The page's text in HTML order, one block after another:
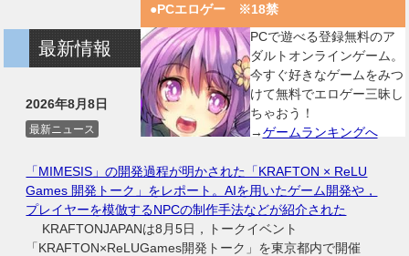
●PCエロゲー ※18禁
PCで遊べる登録無料のア
ダルトオンラインゲーム。
今すぐ好きなゲームをみつ
けて無料でエロゲー三昧し
ちゃおう！
→ゲームランキングへ
最新情報
2026年8月8日
最新ニュース
「MIMESIS」の開発過程が明かされた「KRAFTON × ReLU
Games 開発トーク」をレポート。AIを用いたゲーム開発や，
プレイヤーを模倣するNPCの制作手法などが紹介された
KRAFTONJAPANは8月5日，トークイベント
「KRAFTON×ReLUGames開発トーク」を東京都内で開催